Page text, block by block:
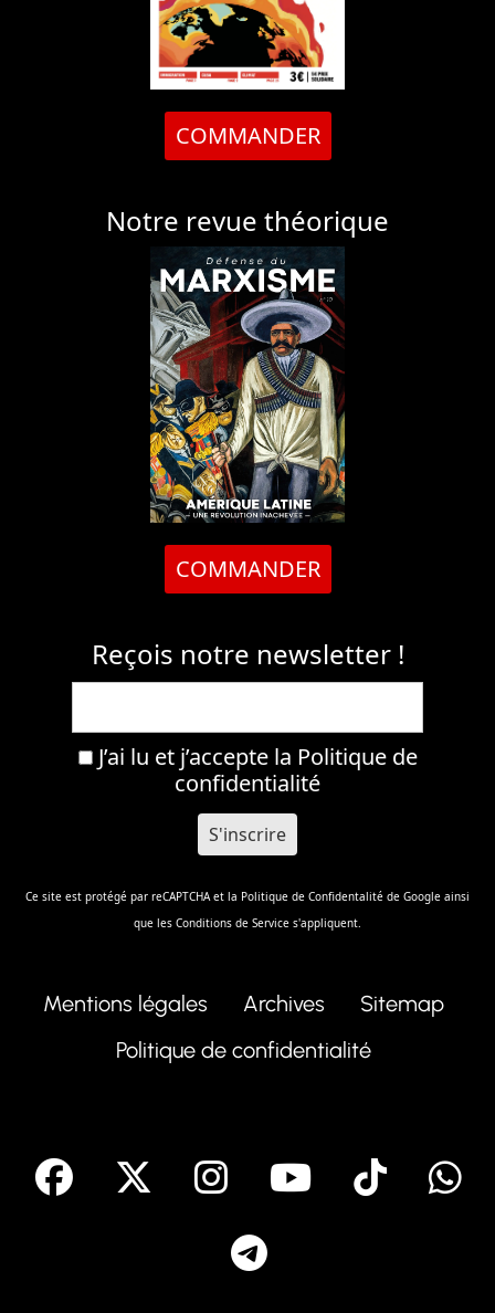
COMMANDER
Notre revue théorique
COMMANDER
Reçois notre newsletter !
J’ai lu et j’accepte la Politique de
confidentialité
Ce site est protégé par reCAPTCHA et la Politique de Confidentalité de Google ainsi
que les Conditions de Service s'appliquent.
Mentions légales Archives
Sitemap
Politique de confidentialité
facebook Instagram
Youtube
Tik